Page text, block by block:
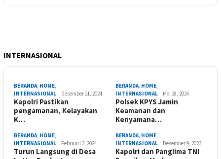
INTERNASIONAL
BERANDA, HOME,
INTERNASIONAL
Desember 21, 2024
Kapolri Pastikan
pengamanan, Kelayakan
K…
BERANDA, HOME,
INTERNASIONAL
Mei 28, 2024
Polsek KPYS Jamin
Keamanan dan
Kenyamana…
BERANDA, HOME,
INTERNASIONAL
Februari 3, 2024
Turun Langsung di Desa
BERANDA, HOME,
INTERNASIONAL
Desember 9, 2023
Kapolri dan Panglima TNI